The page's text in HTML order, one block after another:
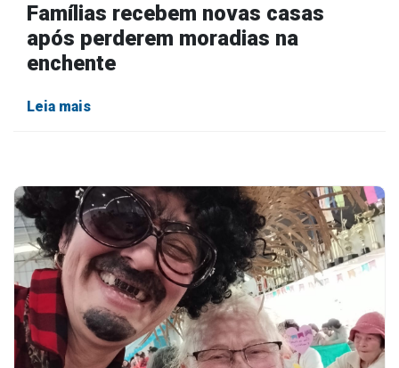
Famílias recebem novas casas
após perderem moradias na
enchente
Leia mais